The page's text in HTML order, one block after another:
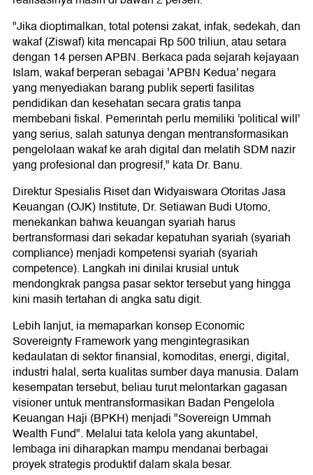
"Jika dioptimalkan, total potensi zakat, infak, sedekah, dan
wakaf (Ziswaf) kita mencapai Rp 500 triliun, atau setara
dengan 14 persen APBN. Berkaca pada sejarah kejayaan
Islam, wakaf berperan sebagai 'APBN Kedua' negara
yang menyediakan barang publik seperti fasilitas
pendidikan dan kesehatan secara gratis tanpa
membebani fiskal. Pemerintah perlu memiliki 'political will'
yang serius, salah satunya dengan mentransformasikan
pengelolaan wakaf ke arah digital dan melatih SDM nazir
yang profesional dan progresif," kata Dr. Banu.
Direktur Spesialis Riset dan Widyaiswara Otoritas Jasa
Keuangan (OJK) Institute, Dr. Setiawan Budi Utomo,
menekankan bahwa keuangan syariah harus
bertransformasi dari sekadar kepatuhan syariah (syariah
compliance) menjadi kompetensi syariah (syariah
competence). Langkah ini dinilai krusial untuk
mendongkrak pangsa pasar sektor tersebut yang hingga
kini masih tertahan di angka satu digit.
Lebih lanjut, ia memaparkan konsep Economic
Sovereignty Framework yang mengintegrasikan
kedaulatan di sektor finansial, komoditas, energi, digital,
industri halal, serta kualitas sumber daya manusia. Dalam
kesempatan tersebut, beliau turut melontarkan gagasan
visioner untuk mentransformasikan Badan Pengelola
Keuangan Haji (BPKH) menjadi "Sovereign Ummah
Wealth Fund". Melalui tata kelola yang akuntabel,
lembaga ini diharapkan mampu mendanai berbagai
proyek strategis produktif dalam skala besar.